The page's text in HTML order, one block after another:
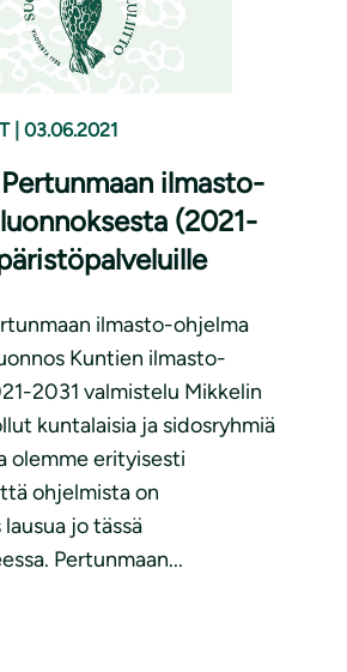
03.06.2021
ilmasto-
(2021-
ilmasto-ohjelma
Kuntien ilmasto-
2031 valmistelu Mikkelin
kuntalaisia ja sidosryhmiä
olemme erityisesti
ohjelmista on
jo tässä
Pertunmaan...